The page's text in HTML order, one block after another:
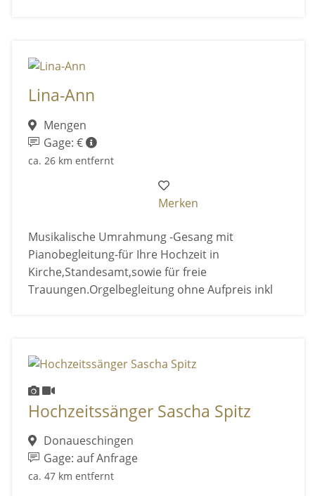
Lina-Ann
Mengen
Gage: €
ca. 26 km entfernt
Merken
Musikalische Umrahmung -Gesang mit
Pianobegleitung-für Ihre Hochzeit in
Kirche,Standesamt,sowie für freie
Trauungen.Orgelbegleitung ohne Aufpreis inkl
Hochzeitssänger Sascha Spitz
Donaueschingen
Gage: auf Anfrage
ca. 47 km entfernt